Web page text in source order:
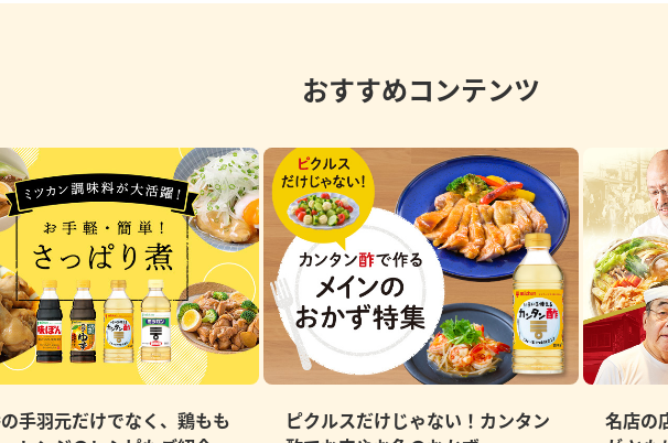
おすすめコンテンツ
手羽元だけでなく、鶏もも
ピクルスだけじゃない！カンタン
名店の